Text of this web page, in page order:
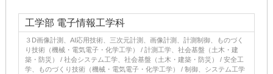
工学部 電子情報工学科
３D画像計測、AI応用技術、三次元計測、画像計測、計測制御、ものづく
り技術（機械・電気電子・化学工学） / 計測工学、社会基盤（土木・建
築・防災） / 社会システム工学、社会基盤（土木・建築・防災） / 安全工
学、ものづくり技術（機械・電気電子・化学工学） / 制御、システム工学